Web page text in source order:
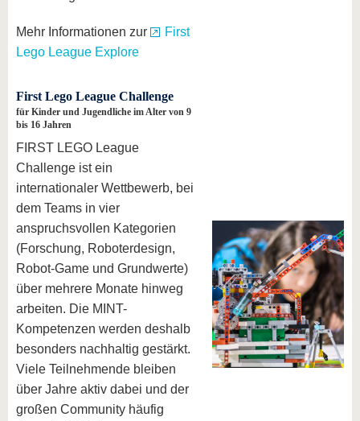
Mehr Informationen zur
First
Lego League Explore
First Lego League Challenge
für Kinder und Jugendliche im Alter von 9
bis 16 Jahren
FIRST LEGO League
Challenge ist ein
internationaler Wettbewerb, bei
dem Teams in vier
anspruchsvollen Kategorien
(Forschung, Roboterdesign,
Robot-Game und Grundwerte)
über mehrere Monate hinweg
arbeiten. Die MINT-
Kompetenzen werden deshalb
besonders nachhaltig gestärkt.
Viele Teilnehmende bleiben
über Jahre aktiv dabei und der
großen Community häufig